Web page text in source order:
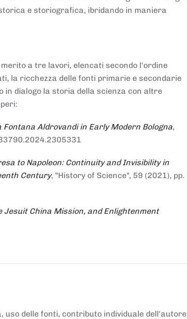
e storiografica, ibridando in maniera
a tre lavori, elencati secondo l'ordine
la ricchezza delle fonti primarie e secondarie
in dialogo la storia della scienza con altre
Aldrovandi in Early Modern Bologna,
to Napoleon: Continuity and Invisibility in
Century, "History of Science", 59 (2021), pp.
China Mission, and Enlightenment
delle fonti, contributo individuale dell'autore